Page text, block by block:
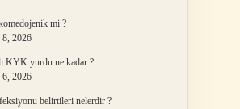
mi ?
2026
KYK yurdu ne kadar ?
2026
belirtileri nelerdir ?